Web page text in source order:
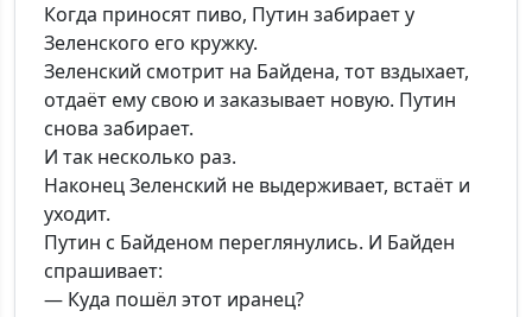
Когда приносят пиво, Путин забирает у
Зеленского его кружку.
Зеленский смотрит на Байдена, тот вздыхает,
отдаёт ему свою и заказывает новую. Путин
снова забирает.
И так несколько раз.
Наконец Зеленский не выдерживает, встаёт и
уходит.
Путин с Байденом переглянулись. И Байден
спрашивает:
— Куда пошёл этот иранец?